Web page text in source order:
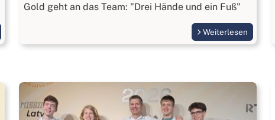
Gold geht an das Team: "Drei Hände und ein Fuß"
Weiterlesen